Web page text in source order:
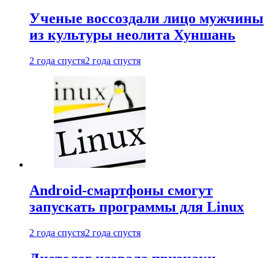
Ученые воссоздали лицо мужчины
из культуры неолита Хуншань
2 года спустя2 года спустя
Android-смартфоны смогут
запускать программы для Linux
2 года спустя2 года спустя